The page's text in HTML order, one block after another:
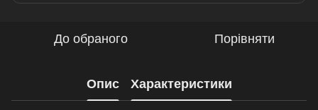
До обраного Порівняти
Опис Характеристики